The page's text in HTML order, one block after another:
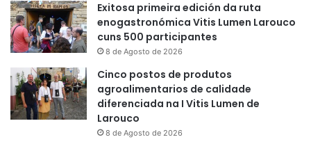
Exitosa primeira edición da ruta
enogastronómica Vitis Lumen Larouco
cuns 500 participantes
8 de Agosto de 2026
Cinco postos de produtos
agroalimentarios de calidade
diferenciada na I Vitis Lumen de
Larouco
8 de Agosto de 2026